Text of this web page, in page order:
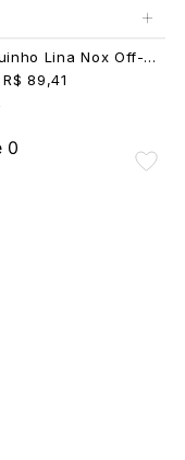
+
Macaquinho Lina Nox Off-White
R$ 89,41